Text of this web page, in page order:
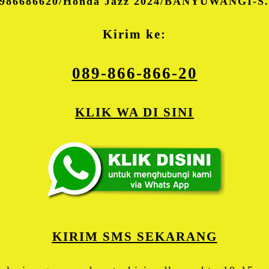
Kirim ke:
089-866-866-20
KLIK WA DI SINI
KIRIM SMS SEKARANG